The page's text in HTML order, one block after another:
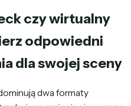
czy wirtualny
odpowiedni
dla swojej sceny
dwa formaty